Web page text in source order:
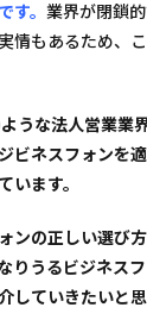
す。 業界が閉鎖
情もあるため、
うな法人営業業
ビネスフォンを
います。
ンの正しい選び
りうるビジネス
していきたいと思